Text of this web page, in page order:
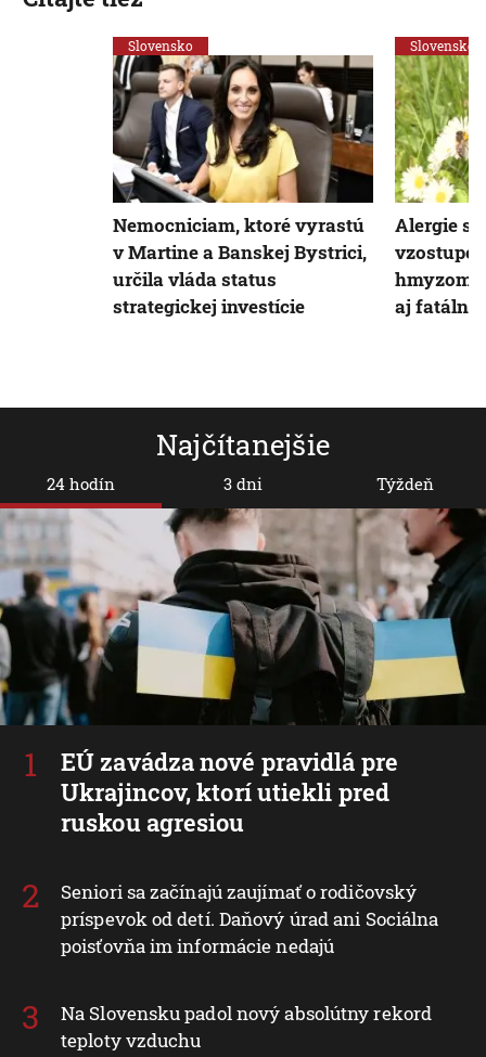
Najčítanejšie
24 hodín
EÚ zavádza nové pravidlá pre
Ukrajincov, ktorí utiekli pred
ruskou agresiou
Seniori sa začínajú zaujímať o rodičovský
príspevok od detí. Daňový úrad ani Sociálna
poisťovňa im informácie nedajú
Na Slovensku padol nový absolútny rekord
teploty vzduchu
3 dni Týždeň
Slovensko
Nemocniciam, ktoré vyrastú
v Martine a Banskej Bystrici,
určila vláda status
strategickej investície
Slovensko
Alergie
vzostupe:
hmyzom
aj fatálne